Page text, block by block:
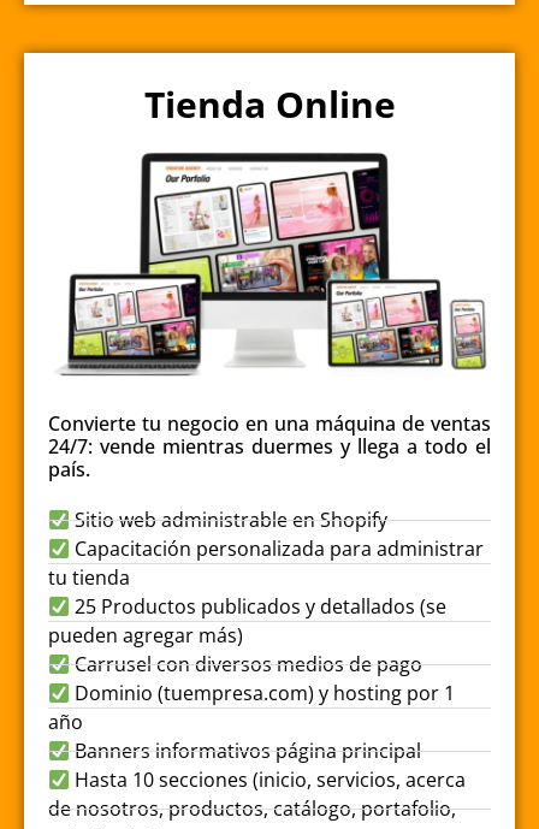
Tienda Online
Convierte tu negocio en una máquina de ventas
24/7: vende mientras duermes y llega a todo el
país.
Sitio web administrable en Shopify
Capacitación personalizada para administrar
tu tienda
25 Productos publicados y detallados (se
pueden agregar más)
Carrusel con diversos medios de pago
Dominio (tuempresa.com) y hosting por 1
año
Banners informativos página principal
Hasta 10 secciones (inicio, servicios, acerca
de nosotros, productos, catálogo, portafolio,